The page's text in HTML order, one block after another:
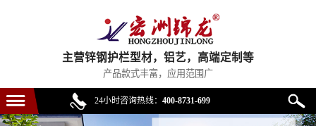
主营锌钢护栏型材，铝艺，高端定制等
产品款式丰富，应用范围广
24小时咨询热线：400-8731-699